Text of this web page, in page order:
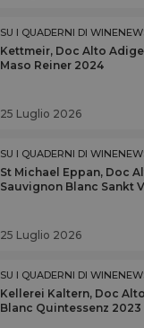
SU I QUADERNI DI
Kettmeir, Doc Alto
Maso Reiner 2024
25 Luglio 2026
SU I QUADERNI DI
St Michael Eppan, Doc
Sauvignon Blanc Sankt
25 Luglio 2026
SU I QUADERNI DI
Kellerei Kaltern, Doc
Blanc Quintessenz 2023